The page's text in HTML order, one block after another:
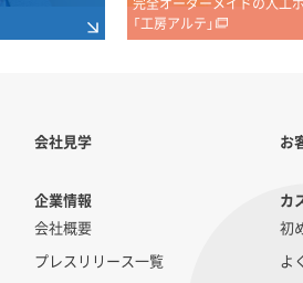
完全オーダーメイドの人工
「工房アルテ」
会社見学
企業情報
会社概要
プレスリリース一覧
お
カ
初
よ